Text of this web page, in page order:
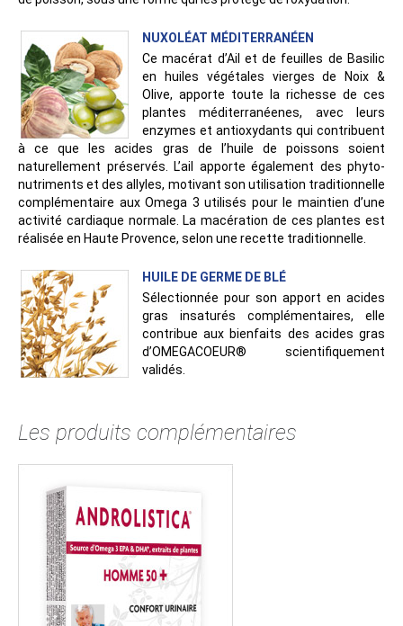
NUXOLÉAT MÉDITERRANÉEN
Ce macérat d’Ail et de feuilles de Basilic
en huiles végétales vierges de Noix &
Olive, apporte toute la richesse de ces
plantes méditerranéenes, avec leurs
enzymes et antioxydants qui contribuent
à ce que les acides gras de l’huile de poissons soient
naturellement préservés. L’ail apporte également des phyto-
nutriments et des allyles, motivant son utilisation traditionnelle
complémentaire aux Omega 3 utilisés pour le maintien d’une
activité cardiaque normale. La macération de ces plantes est
réalisée en Haute Provence, selon une recette traditionnelle.
HUILE DE GERME DE BLÉ
Sélectionnée pour son apport en acides
gras insaturés complémentaires, elle
contribue aux bienfaits des acides gras
d’OMEGACOEUR® scientifiquement
validés.
Les produits complémentaires